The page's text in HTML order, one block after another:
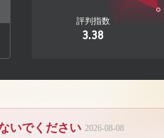
評判指数
3.38
いでください 2026-08-08